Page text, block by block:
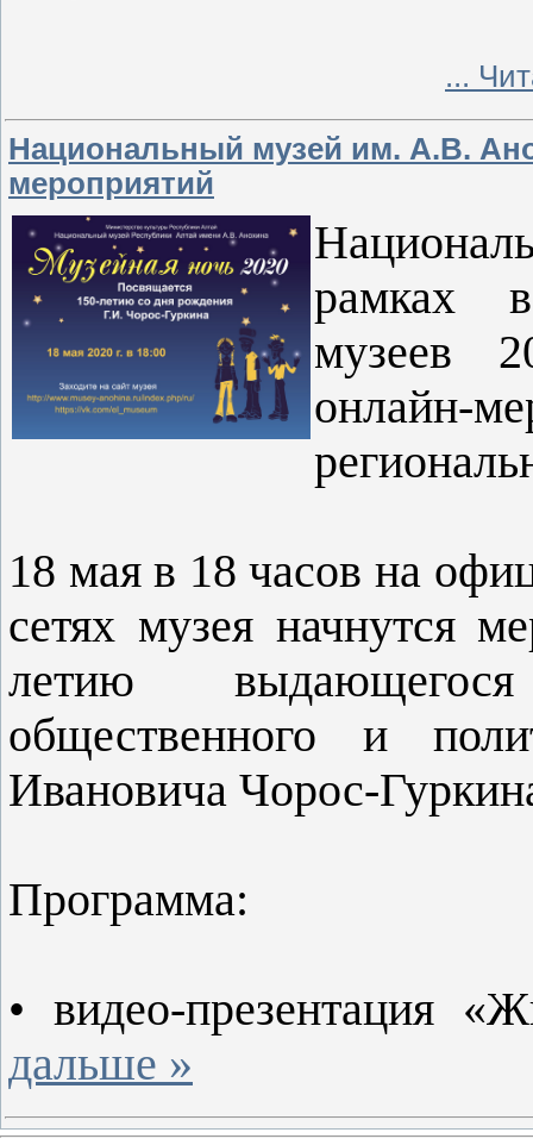
...
Национальный музей им. А.В.
мероприятий
рамках
музеев
18 мая в 18 часов на
сетях музея начнутся
летию
общественного и
Ивановича Чорос-
Программа:
• видео-презентация
дальше »